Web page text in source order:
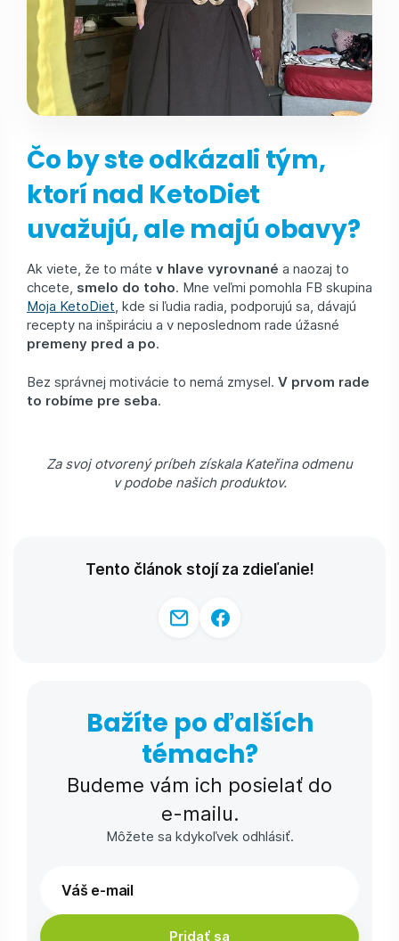
Čo by ste odkázali tým,
ktorí nad KetoDiet
uvažujú, ale majú obavy?
Ak viete, že to máte v hlave vyrovnané a naozaj to
chcete, smelo do toho. Mne veľmi pomohla FB skupina
Moja KetoDiet , kde si ľudia radia, podporujú sa, dávajú
recepty na inšpiráciu a v neposlednom rade úžasné
premeny pred a po.
Bez správnej motivácie to nemá zmysel. V prvom rade
to robíme pre seba.
Za svoj otvorený príbeh získala Kateřina odmenu
v podobe našich produktov.
Tento článok stojí za zdieľanie!
Bažíte po ďalších
témach?
Budeme vám ich posielať do
e-⁠mailu.
Môžete sa kdykoľvek odhlásiť.
Pridať sa